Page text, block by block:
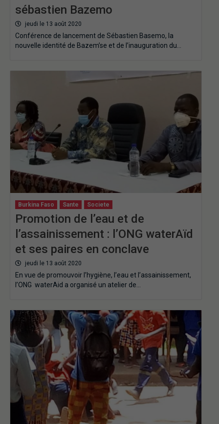
sébastien Bazemo
jeudi le 13 août 2020
Conférence de lancement de Sébastien Basemo, la
nouvelle identité de Bazem’se et de l’inauguration du…
Burkina Faso Sante Societe
Promotion de l’eau et de
l’assainissement : l’ONG waterAïd
et ses paires en conclave
jeudi le 13 août 2020
En vue de promouvoir l’hygiène, l’eau et l’assainissement,
l’ONG waterAid a organisé un atelier de…